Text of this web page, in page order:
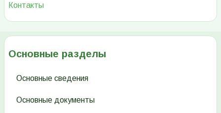
Контакты
Основные разделы
Основные сведения
Основные документы